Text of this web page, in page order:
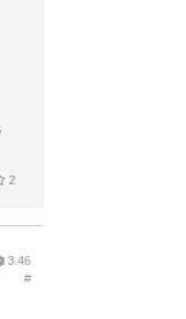
2
3.46
#